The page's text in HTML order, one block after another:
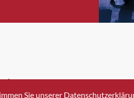
+41 43 336 40 20
Sie unserer